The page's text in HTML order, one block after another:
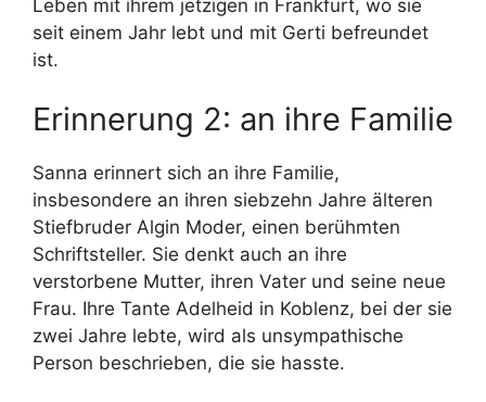
Leben mit ihrem jetzigen in Frankfurt, wo sie
seit einem Jahr lebt und mit Gerti befreundet
ist.
Erinnerung 2: an ihre Familie
Sanna erinnert sich an ihre Familie,
insbesondere an ihren siebzehn Jahre älteren
Stiefbruder Algin Moder, einen berühmten
Schriftsteller. Sie denkt auch an ihre
verstorbene Mutter, ihren Vater und seine neue
Frau. Ihre Tante Adelheid in Koblenz, bei der sie
zwei Jahre lebte, wird als unsympathische
Person beschrieben, die sie hasste.